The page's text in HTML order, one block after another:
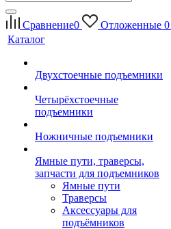
Сравнение0 Отложенные 0
Каталог
Двухстоечные подъемники
Четырёхстоечные
подъемники
Ножничные подъемники
Ямные пути, траверсы,
запчасти для подъемников
Ямные пути
Траверсы
Аксессуары для
подъёмников